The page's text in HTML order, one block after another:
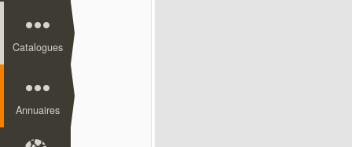
Catalogues
Annuaires